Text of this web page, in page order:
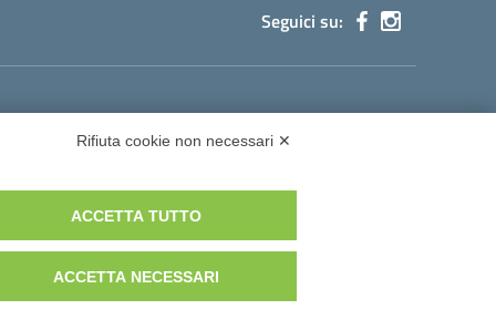
Seguici su:
Rifiuta cookie non necessari ✕
ACCETTA TUTTO
ACCETTA NECESSARI